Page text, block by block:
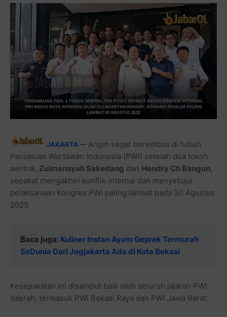
JAKARTA — Angin segar berembus di tubuh
Persatuan Wartawan Indonesia (PWI) setelah dua tokoh
sentral, Zulmansyah Sakedang dan Hendry Ch Bangun,
sepakat mengakhiri konflik internal dan menyetujui
pelaksanaan Kongres PWI paling lambat pada 30 Agustus
2025.
Baca juga: Kuliner Instan Ayam Geprek Termurah
SeDunia Dari Jogjakarta Ada di Kota Bekasi
Kesepakatan ini disambut baik oleh seluruh jajaran PWI
daerah, termasuk PWI Bekasi Raya dan PWI Jawa Barat.